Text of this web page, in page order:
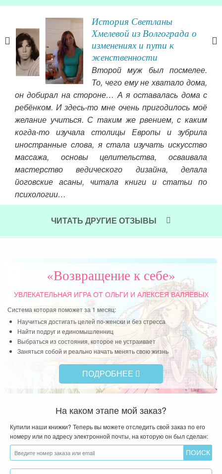
История Светланы
Хмелевой из Волгограда о
изменениях и пути к
женственности
Второй муж был посмелее.
То, чего ему не хватало дома,
он добирал на стороне… А я оставалась дома с
ребёнком. И здесь-то мне очень пригодилось моё
желание учиться. С таким же рвением, с каким
когда-то изучала столицы Европы и зубрила
иностранные слова, я стала изучать искусство
массажа, основы целительства, осваивала
мастерство ведического дизайна, делала
йоговские асаны, читала книги и статьи по
психологии…
ЧИТАТЬ ДРУГИЕ ОТЗЫВЫ
«Возвращение к себе»
УВЛЕКАТЕЛЬНАЯ ИГРАОТ ОЛЬГИ И АЛЕКСЕЯ ВАЛЯЕВЫХ
Система которая поможет за 1 месяц:
Научиться достигать целей по-женски и без стресса
Найти подруг и единомышленниц
Выбраться из состояния, которое не устраивает
Заняться собой и реально начать менять свою жизнь
ПОДРОБНЕЕ
На каком этапе мой заказ?
Купили наши книжки? Теперь вы можете отследить свой заказ по его
номеру или по адресу электронной почты, на которую он был сделан: